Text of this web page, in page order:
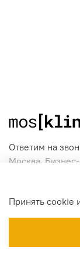
Ответим на
Москва,
+7 [495]
+7 [800]
Принять cookie